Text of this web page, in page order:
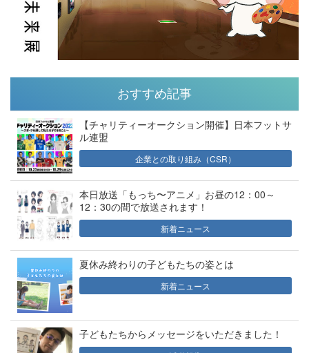
おすすめ記事
【チャリティーオークション開催】日本フットサ
ル連盟
企業との取り組み（CSR）
本日放送「もっち〜アニメ」お昼の12：00～
12：30の間で放送されます！
新着ニュース
夏休み終わりの子どもたちの姿とは
新着ニュース
子どもたちからメッセージをいただきました！